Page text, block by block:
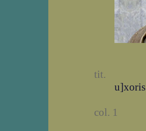
tit.
u]xoris
col. 1